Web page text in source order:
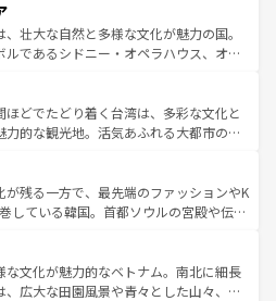
ズでは、音楽と美食が融合した独特の
はアメリカの各地域で異なる魅力を楽
多様性と豊かな歴史を感じることができ
だ。 なお、新着のアメリカ
一覧を参照してほしい。
。また、定番の観光地といえばオアフ
を求めるならマウイ島やカウアイ島が
ルドグリーンに輝く海をはじめ、豊かな
で訪れる人々を迎えてくれるハワイの
ーカルフードやハワイアンミュージッ
ダンスなど、すべてがハワイの魅力を彩
なお、新着のハワイ情報
を参照してほしい。
壮大な自然と多様な文化が魅力の国。
ルであるシドニー・オペラハウス、オー
央部にそびえるウルル（エアーズロッ
の美しい原生林やケアンズの熱帯雨林な
くさん。また、カフェやワイン、オージ
ィも充実しており、サーフィンやダイ
グなど、アウトドア好きにはたまらな
アの多彩な魅力を存分に味わいつくそ
ほどでたどり着く台湾は、多彩な文化と
力的な観光地。活気あふれる大都市の台
地帯である台湾東部など、都市の喧騒
共存しており、訪れる人に新しい発見と
くれる。また、奥深い台湾の食文化も魅
スイーツなど、バラエティ豊かな料理
える。 なお、新着の台湾情報は コンテンツ一覧を参
が残る一方で、最先端のファッションやK
している韓国。首都ソウルの宮殿や伝統
せば四季折々の自然美を楽しむことが
キムチや焼肉、絶品のストリートフード
韓国料理が待っている。夜には、韓国な
な文化が魅力的なベトナム。南北に細長
、広大な田園風景や青々とした山々、世